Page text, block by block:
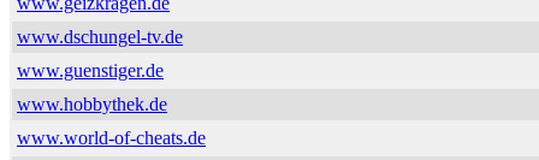
www.dschungel-tv.de
www.guenstiger.de
www.hobbythek.de
www.world-of-cheats.de